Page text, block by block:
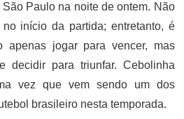
Paulo na noite de ontem. Não
início da partida; entretanto, é
apenas jogar para vencer, mas
decidir para triunfar. Cebolinha
vez que vem sendo um dos
brasileiro nesta temporada.